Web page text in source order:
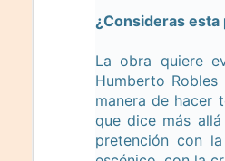
¿Consideras
La obra quiere
Humberto
manera de hacer
que dice más
pretención con